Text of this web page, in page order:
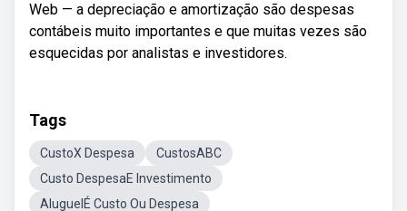
Web — a depreciação e amortização são despesas
contábeis muito importantes e que muitas vezes são
esquecidas por analistas e investidores.
Tags
CustoX Despesa
CustosABC
Custo DespesaE Investimento
AluguelÉ Custo Ou Despesa